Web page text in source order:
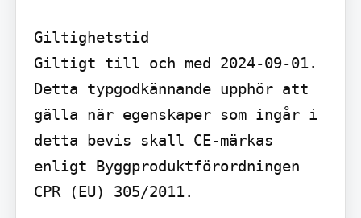
Giltighetstid
Giltigt till och med 2024-09-01.
Detta typgodkännande upphör att
gälla när egenskaper som ingår i
detta bevis skall CE-märkas
enligt Byggproduktförordningen
CPR (EU) 305/2011.